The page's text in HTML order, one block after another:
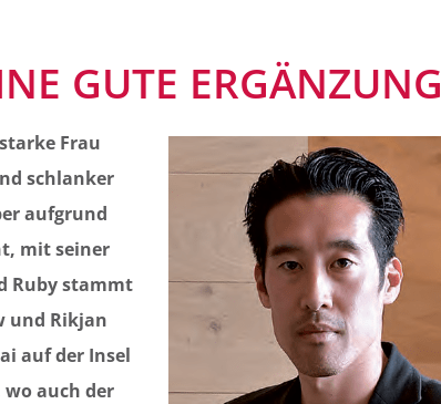
GUTE ERGÄNZUNG
Frau
schlanker
aufgrund
mit seiner
Ruby stammt
und Rikjan
auf der Insel
auch der